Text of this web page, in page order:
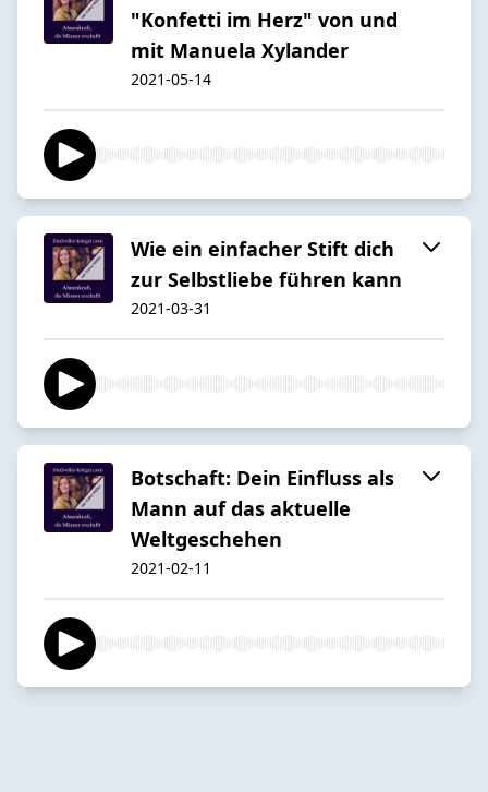
"Konfetti im Herz" von und
mit Manuela Xylander
2021-05-14
Wie ein einfacher Stift dich
zur Selbstliebe führen kann
2021-03-31
Botschaft: Dein Einfluss als
Mann auf das aktuelle
Weltgeschehen
2021-02-11